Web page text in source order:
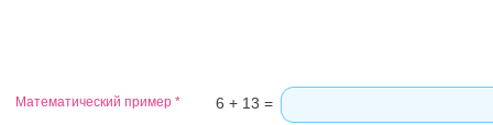
Математический пример * 6 + 13 =